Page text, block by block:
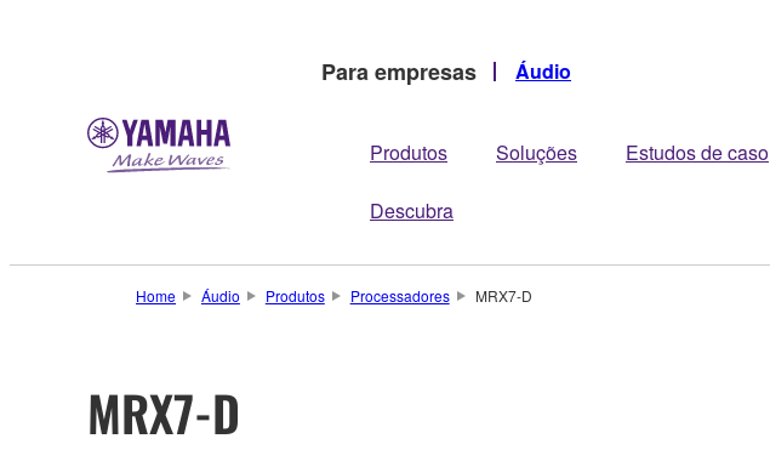
Para empresas Áudio
Produtos Soluções Estudos de caso
Descubra
Home Áudio Produtos Processadores MRX7-D
MRX7-D